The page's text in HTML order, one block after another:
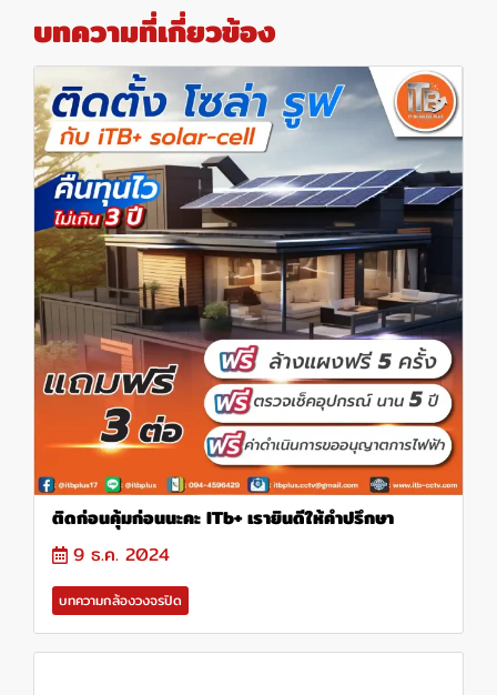
บทความที่เกี่ยวข้อง
ติดก่อนคุ้มก่อนนะคะ ITb+ เรายินดีให้คำปรึกษา
9 ธ.ค. 2024
บทความกล้องวงจรปิด